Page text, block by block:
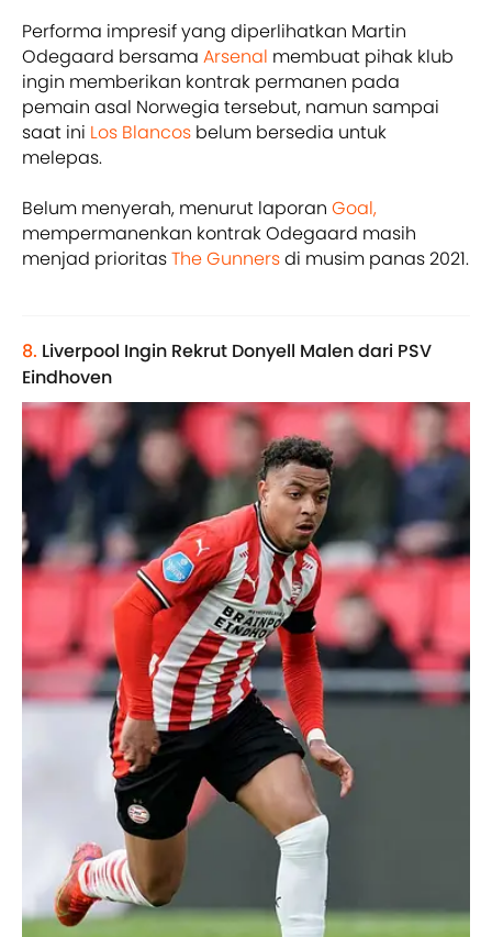
Performa impresif yang diperlihatkan Martin
Odegaard bersama Arsenal membuat pihak klub
ingin memberikan kontrak permanen pada
pemain asal Norwegia tersebut, namun sampai
saat ini Los Blancos belum bersedia untuk
melepas.
Belum menyerah, menurut laporan Goal,
mempermanenkan kontrak Odegaard masih
menjad prioritasThe Gunnersdi musim panas 2021.
8. Liverpool Ingin Rekrut Donyell Malen dari PSV
Eindhoven